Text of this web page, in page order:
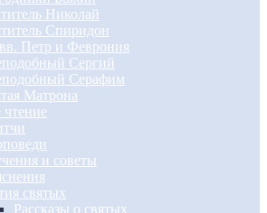
Николай
Спиридон
Петр и Феврония
Сергий
Серафим
Матрона
чтение
и советы
святых
Рассказы о святых